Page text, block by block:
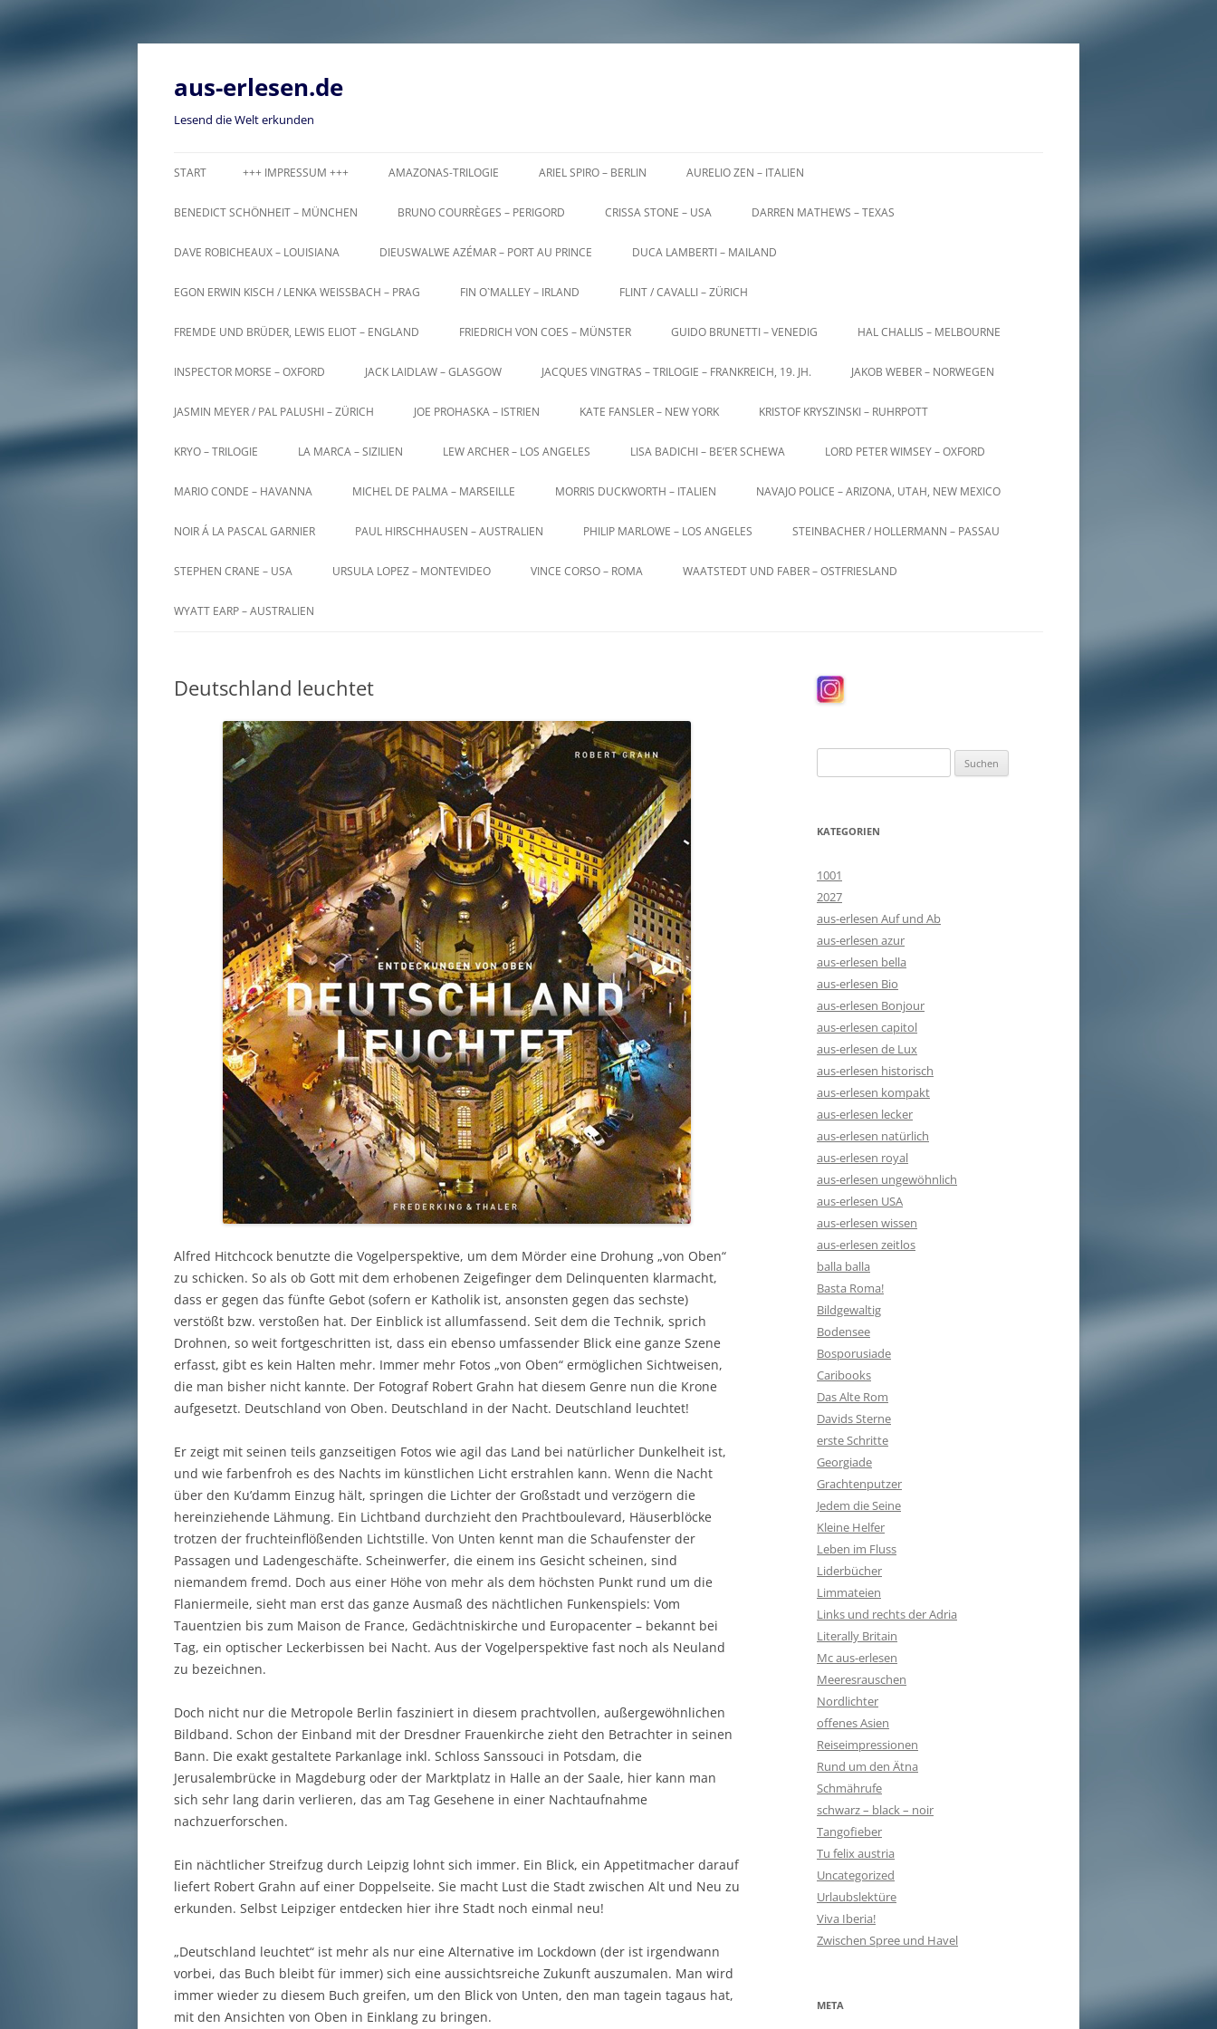
Zum
aus-erlesen.de
Lesend die Welt erkunden
START +++ IMPRESSUM +++ AMAZONAS-TRILOGIE ARIEL SPIRO – BERLIN AURELIO ZEN – ITALIEN
BENEDICT SCHÖNHEIT – MÜNCHEN BRUNO COURRÈGES – PERIGORD CRISSA STONE – USA DARREN MATHEWS – TEXAS
DAVE ROBICHEAUX – LOUISIANA DIEUSWALWE AZÉMAR – PORT AU PRINCE DUCA LAMBERTI – MAILAND
EGON ERWIN KISCH / LENKA WEISSBACH – PRAG FIN O`MALLEY – IRLAND FLINT / CAVALLI – ZÜRICH
FREMDE UND BRÜDER, LEWIS ELIOT – ENGLAND FRIEDRICH VON COES – MÜNSTER GUIDO BRUNETTI – VENEDIG HAL CHALLIS – MELBOURNE
INSPECTOR MORSE – OXFORD JACK LAIDLAW – GLASGOW JACQUES VINGTRAS – TRILOGIE – FRANKREICH, 19. JH. JAKOB WEBER – NORWEGEN
JASMIN MEYER / PAL PALUSHI – ZÜRICH JOE PROHASKA – ISTRIEN KATE FANSLER – NEW YORK KRISTOF KRYSZINSKI – RUHRPOTT
KRYO – TRILOGIE LA MARCA – SIZILIEN LEW ARCHER – LOS ANGELES LISA BADICHI – BE’ER SCHEWA LORD PETER WIMSEY – OXFORD
MARIO CONDE – HAVANNA MICHEL DE PALMA – MARSEILLE MORRIS DUCKWORTH – ITALIEN NAVAJO POLICE – ARIZONA, UTAH, NEW MEXICO
NOIR Á LA PASCAL GARNIER PAUL HIRSCHHAUSEN – AUSTRALIEN PHILIP MARLOWE – LOS ANGELES STEINBACHER / HOLLERMANN – PASSAU
STEPHEN CRANE – USA URSULA LOPEZ – MONTEVIDEO VINCE CORSO – ROMA WAATSTEDT UND FABER – OSTFRIESLAND
WYATT EARP – AUSTRALIEN
Deutschland leuchtet
Alfred Hitchcock benutzte die Vogelperspektive, um dem Mörder eine Drohung „von Oben“
zu schicken. So als ob Gott mit dem erhobenen Zeigefinger dem Delinquenten klarmacht,
dass er gegen das fünfte Gebot (sofern er Katholik ist, ansonsten gegen das sechste)
verstößt bzw. verstoßen hat. Der Einblick ist allumfassend. Seit dem die Technik, sprich
Drohnen, so weit fortgeschritten ist, dass ein ebenso umfassender Blick eine ganze Szene
erfasst, gibt es kein Halten mehr. Immer mehr Fotos „von Oben“ ermöglichen Sichtweisen,
die man bisher nicht kannte. Der Fotograf Robert Grahn hat diesem Genre nun die Krone
aufgesetzt. Deutschland von Oben. Deutschland in der Nacht. Deutschland leuchtet!
Er zeigt mit seinen teils ganzseitigen Fotos wie agil das Land bei natürlicher Dunkelheit ist,
und wie farbenfroh es des Nachts im künstlichen Licht erstrahlen kann. Wenn die Nacht
über den Ku’damm Einzug hält, springen die Lichter der Großstadt und verzögern die
hereinziehende Lähmung. Ein Lichtband durchzieht den Prachtboulevard, Häuserblöcke
trotzen der fruchteinflößenden Lichtstille. Von Unten kennt man die Schaufenster der
Passagen und Ladengeschäfte. Scheinwerfer, die einem ins Gesicht scheinen, sind
niemandem fremd. Doch aus einer Höhe von mehr als dem höchsten Punkt rund um die
Flaniermeile, sieht man erst das ganze Ausmaß des nächtlichen Funkenspiels: Vom
Tauentzien bis zum Maison de France, Gedächtniskirche und Europacenter – bekannt bei
Tag, ein optischer Leckerbissen bei Nacht. Aus der Vogelperspektive fast noch als Neuland
zu bezeichnen.
Doch nicht nur die Metropole Berlin fasziniert in diesem prachtvollen, außergewöhnlichen
Bildband. Schon der Einband mit der Dresdner Frauenkirche zieht den Betrachter in seinen
Bann. Die exakt gestaltete Parkanlage inkl. Schloss Sanssouci in Potsdam, die
Jerusalembrücke in Magdeburg oder der Marktplatz in Halle an der Saale, hier kann man
sich sehr lang darin verlieren, das am Tag Gesehene in einer Nachtaufnahme
nachzuerforschen.
Ein nächtlicher Streifzug durch Leipzig lohnt sich immer. Ein Blick, ein Appetitmacher darauf
liefert Robert Grahn auf einer Doppelseite. Sie macht Lust die Stadt zwischen Alt und Neu zu
erkunden. Selbst Leipziger entdecken hier ihre Stadt noch einmal neu!
„Deutschland leuchtet“ ist mehr als nur eine Alternative im Lockdown (der ist irgendwann
vorbei, das Buch bleibt für immer) sich eine aussichtsreiche Zukunft auszumalen. Man wird
immer wieder zu diesem Buch greifen, um den Blick von Unten, den man tagein tagaus hat,
mit den Ansichten von Oben in Einklang zu bringen.
nach:
KATEGORIEN
1001
2027
aus-erlesen Auf und Ab
aus-erlesen azur
aus-erlesen bella
aus-erlesen Bio
aus-erlesen Bonjour
aus-erlesen capitol
aus-erlesen de Lux
aus-erlesen historisch
aus-erlesen kompakt
aus-erlesen lecker
aus-erlesen natürlich
aus-erlesen royal
aus-erlesen ungewöhnlich
aus-erlesen USA
aus-erlesen wissen
aus-erlesen zeitlos
balla balla
Basta Roma!
Bildgewaltig
Bodensee
Bosporusiade
Caribooks
Das Alte Rom
Davids Sterne
erste Schritte
Georgiade
Grachtenputzer
Jedem die Seine
Kleine Helfer
Leben im Fluss
Liderbücher
Limmateien
Links und rechts der Adria
Literally Britain
Mc aus-erlesen
Meeresrauschen
Nordlichter
offenes Asien
Reiseimpressionen
Rund um den Ätna
Schmährufe
schwarz – black – noir
Tangofieber
Tu felix austria
Uncategorized
Urlaubslektüre
Viva Iberia!
Zwischen Spree und Havel
META